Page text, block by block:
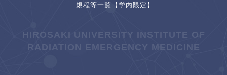
規程等一覧【学内限定】
HIROSAKI UNIVERSITY INSTITUTE OF
RADIATION EMERGENCY MEDICINE